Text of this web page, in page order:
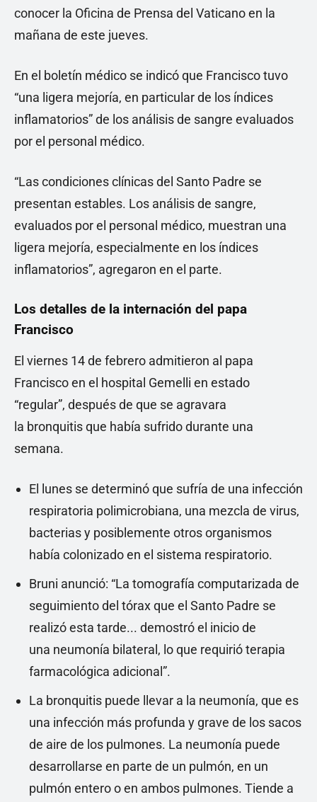
conocer la Oficina de Prensa del Vaticano en la
mañana de este jueves.
En el boletín médico se indicó que Francisco tuvo
“una ligera mejoría, en particular de los índices
inflamatorios” de los análisis de sangre evaluados
por el personal médico.
“Las condiciones clínicas del Santo Padre se
presentan estables. Los análisis de sangre,
evaluados por el personal médico, muestran una
ligera mejoría, especialmente en los índices
inflamatorios”, agregaron en el parte.
Los detalles de la internación del papa
Francisco
El viernes 14 de febrero admitieron al papa
Francisco en el hospital Gemelli en estado
“regular”, después de que se agravara
la bronquitis que había sufrido durante una
semana.
El lunes se determinó que sufría de una infección
respiratoria polimicrobiana, una mezcla de virus,
bacterias y posiblemente otros organismos
había colonizado en el sistema respiratorio.
Bruni anunció: “La tomografía computarizada de
seguimiento del tórax que el Santo Padre se
realizó esta tarde... demostró el inicio de
una neumonía bilateral, lo que requirió terapia
farmacológica adicional”.
La bronquitis puede llevar a la neumonía, que es
una infección más profunda y grave de los sacos
de aire de los pulmones. La neumonía puede
desarrollarse en parte de un pulmón, en un
pulmón entero o en ambos pulmones. Tiende a